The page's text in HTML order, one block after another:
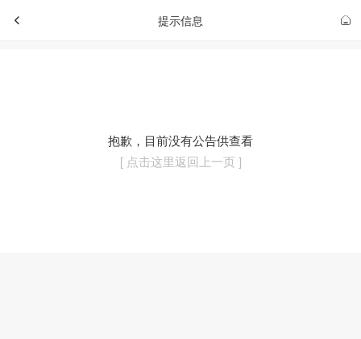
提示信息
抱歉，目前没有公告供查看
[ 点击这里返回上一页 ]